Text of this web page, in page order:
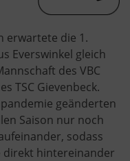
erwartete die 1.
Everswinkel gleich
des VBC
TSC Gievenbeck.
geänderten
Saison nur noch
sodass
direkt hintereinander